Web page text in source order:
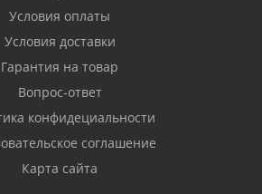
Условия оплаты
Условия доставки
Гарантия на товар
Вопрос-ответ
конфидециальности
соглашение
Карта сайта